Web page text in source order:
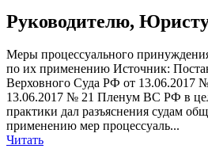
Руководителю,
Меры процессуального
по их применению Источник:
Верховного Суда РФ от 13.06.2017
13.06.2017 № 21 Пленум ВС РФ в
практики дал разъяснения судам
применению мер процессуаль...
Читать